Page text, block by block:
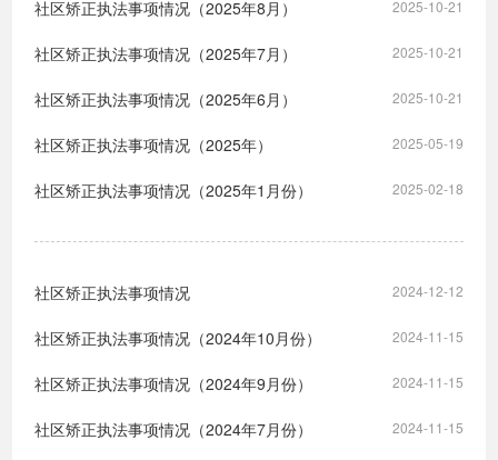
2025-10-21
社区矫正执法事项情况（2025年8月）
2025-10-21
社区矫正执法事项情况（2025年7月）
2025-10-21
社区矫正执法事项情况（2025年6月）
2025-05-19
社区矫正执法事项情况（2025年）
2025-02-18
社区矫正执法事项情况（2025年1月份）
2024-12-12
社区矫正执法事项情况
2024-11-15
社区矫正执法事项情况（2024年10月份）
2024-11-15
社区矫正执法事项情况（2024年9月份）
2024-11-15
社区矫正执法事项情况（2024年7月份）